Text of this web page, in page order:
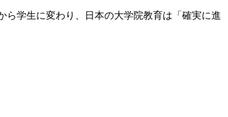
ら学生に変わり、日本の大学院教育は「確実に進